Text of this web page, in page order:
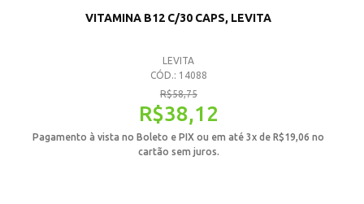
VITAMINA B12 C/30 CAPS, LEVITA
LEVITA
CÓD.: 14088
R$58,75
R$38,12
Pagamento à vista no Boleto e PIX ou em até 3x deR$19,06 no
cartão sem juros.